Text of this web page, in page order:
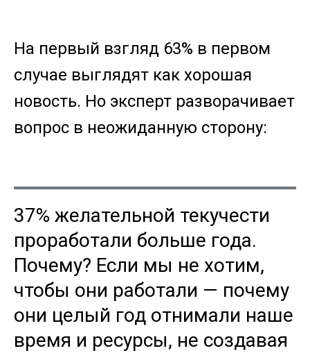
На первый взгляд 63% в первом
случае выглядят как хорошая
новость. Но эксперт разворачивает
вопрос в неожиданную сторону:
37% желательной текучести
проработали больше года.
Почему? Если мы не хотим,
чтобы они работали — почему
они целый год отнимали наше
время и ресурсы, не создавая